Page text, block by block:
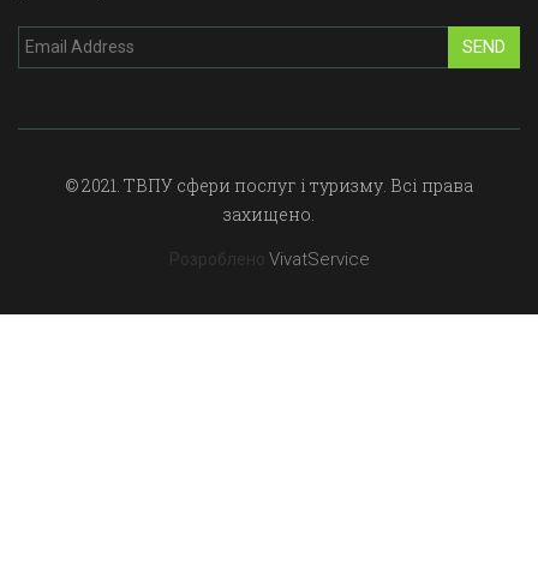
SEND
© 2021. ТВПУ сфери послуг і туризму. Всі права
захищено.
Розроблено VivatService